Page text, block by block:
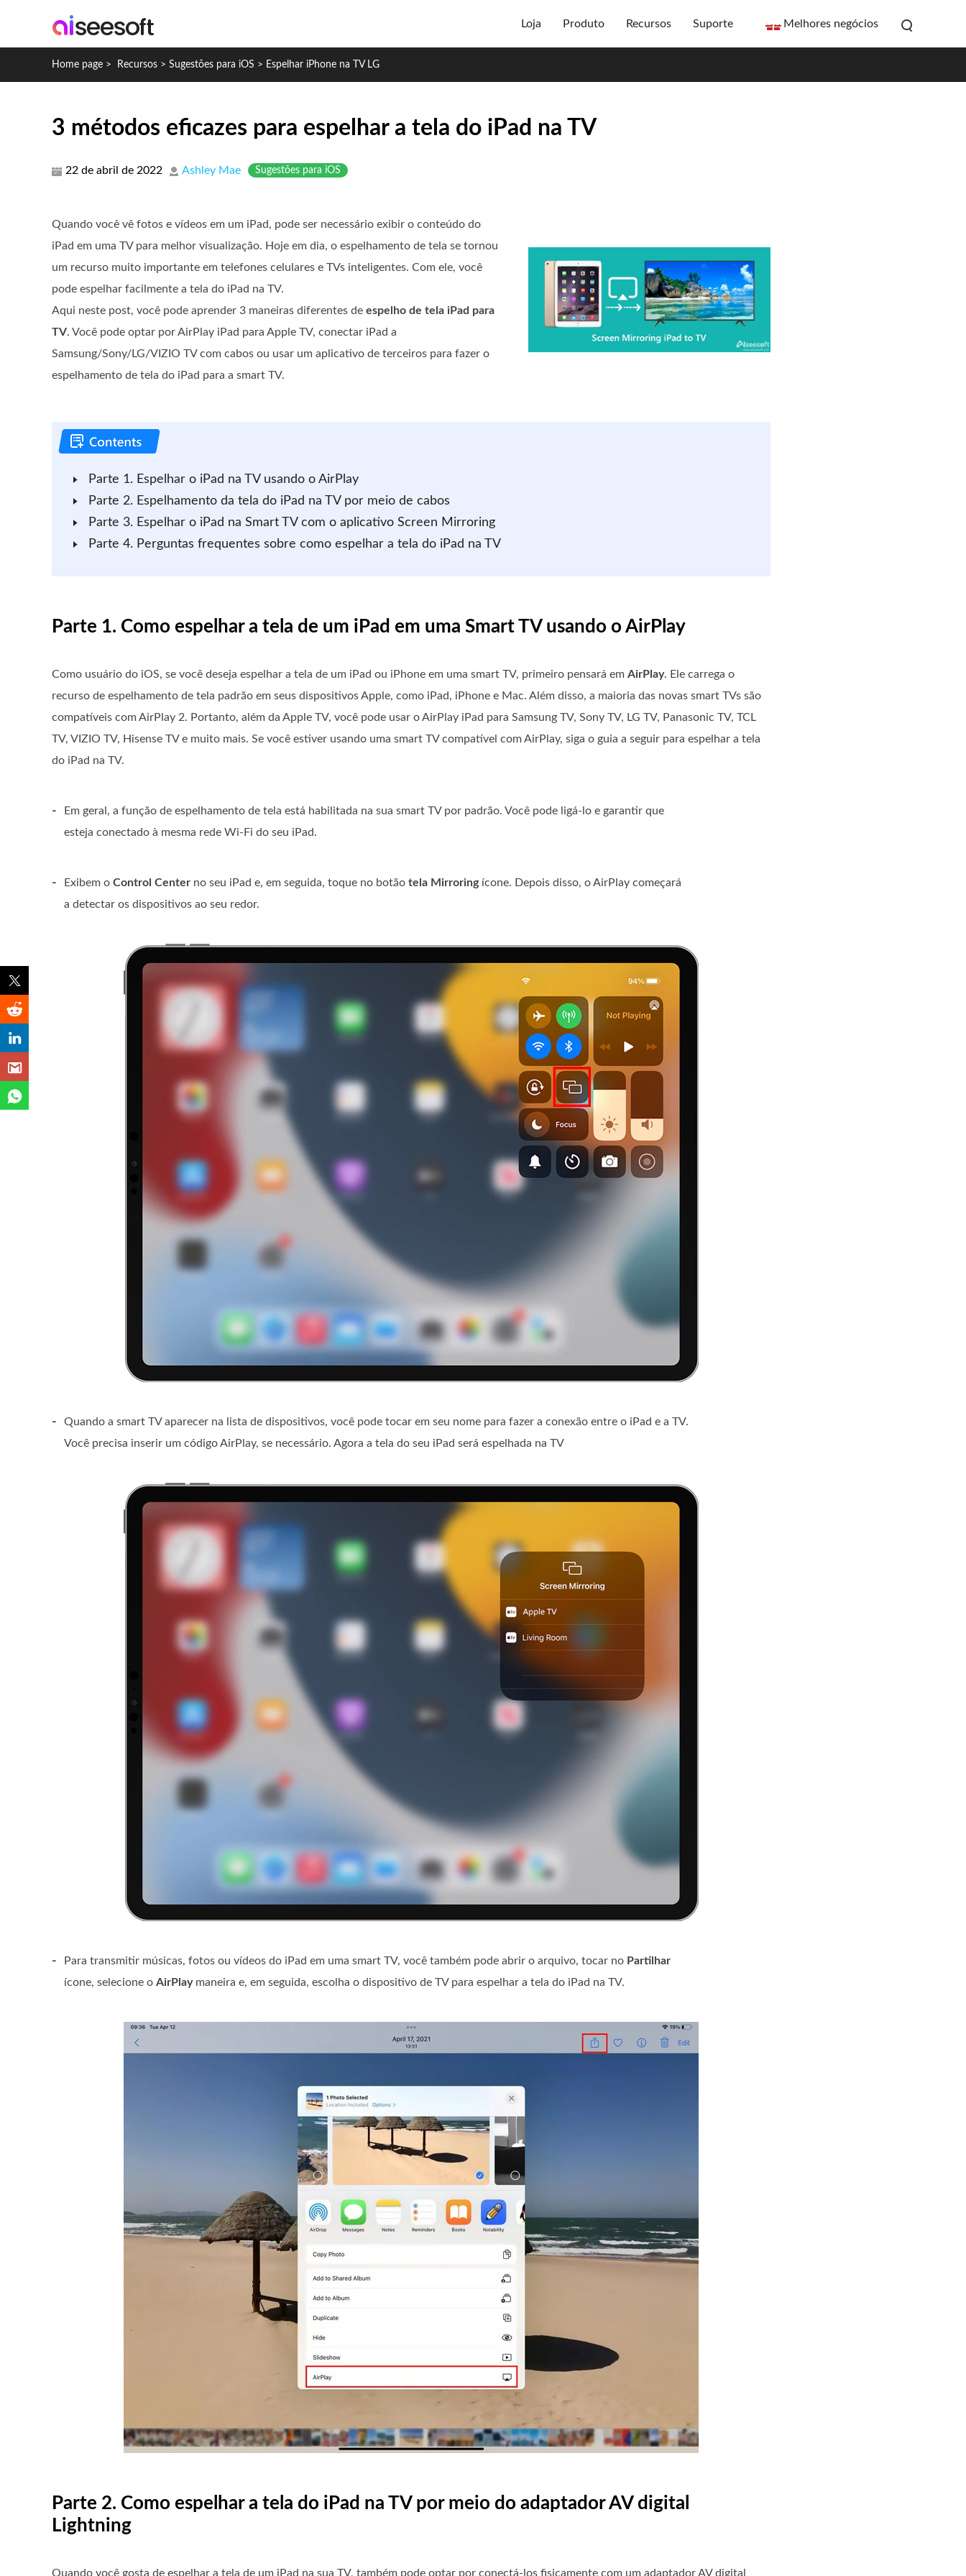
Loja Produto Recursos Suporte Melhores negócios
Home page > Recursos > Sugestões para iOS > Espelhar iPhone na TV LG
3 métodos eficazes para espelhar a tela do iPad na TV
22 de abril de 2022 Ashley Mae Sugestões para iOS
Quando você vê fotos e vídeos em um iPad, pode ser necessário exibir o conteúdo do
iPad em uma TV para melhor visualização. Hoje em dia, o espelhamento de tela se tornou
um recurso muito importante em telefones celulares e TVs inteligentes. Com ele, você
pode espelhar facilmente a tela do iPad na TV.
Aqui neste post, você pode aprender 3 maneiras diferentes de espelho de tela iPad para
TV. Você pode optar por AirPlay iPad para Apple TV, conectar iPad a
Samsung/Sony/LG/VIZIO TV com cabos ou usar um aplicativo de terceiros para fazer o
espelhamento de tela do iPad para a smart TV.
Parte 1. Espelhar o iPad na TV usando o AirPlay
Parte 2. Espelhamento da tela do iPad na TV por meio de cabos
Parte 3. Espelhar o iPad na Smart TV com o aplicativo Screen Mirroring
Parte 4. Perguntas frequentes sobre como espelhar a tela do iPad na TV
Parte 1. Como espelhar a tela de um iPad em uma Smart TV usando o AirPlay
Como usuário do iOS, se você deseja espelhar a tela de um iPad ou iPhone em uma smart TV, primeiro pensará em AirPlay. Ele carrega o
recurso de espelhamento de tela padrão em seus dispositivos Apple, como iPad, iPhone e Mac. Além disso, a maioria das novas smart TVs são
compatíveis com AirPlay 2. Portanto, além da Apple TV, você pode usar o AirPlay iPad para Samsung TV, Sony TV, LG TV, Panasonic TV, TCL
TV, VIZIO TV, Hisense TV e muito mais. Se você estiver usando uma smart TV compatível com AirPlay, siga o guia a seguir para espelhar a tela
do iPad na TV.
-
Em geral, a função de espelhamento de tela está habilitada na sua smart TV por padrão. Você pode ligá-lo e garantir que
esteja conectado à mesma rede Wi-Fi do seu iPad.
- Exibem o Control Center no seu iPad e, em seguida, toque no botão tela Mirroringícone. Depois disso, o AirPlay começará
a detectar os dispositivos ao seu redor.
-
Quando a smart TV aparecer na lista de dispositivos, você pode tocar em seu nome para fazer a conexão entre o iPad e a TV.
Você precisa inserir um código AirPlay, se necessário. Agora a tela do seu iPad será espelhada na TV
- Para transmitir músicas, fotos ou vídeos do iPad em uma smart TV, você também pode abrir o arquivo, tocar no Partilhar
ícone, selecione o AirPlaymaneira e, em seguida, escolha o dispositivo de TV para espelhar a tela do iPad na TV.
Parte 2. Como espelhar a tela do iPad na TV por meio do adaptador AV digital
Lightning
Quando você gosta de espelhar a tela de um iPad na sua TV, também pode optar por conectá-los fisicamente com um adaptador AV digital